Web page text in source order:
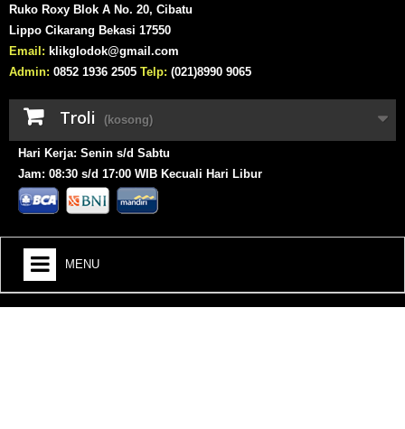
Ruko Roxy Blok A No. 20, Cibatu
Lippo Cikarang Bekasi 17550
Email: klikglodok@gmail.com
Admin: 0852 1936 2505 Telp: (021)8990 9065
Troli (kosong)
Hari Kerja: Senin s/d Sabtu
Jam: 08:30 s/d 17:00 WIB Kecuali Hari Libur
MENU